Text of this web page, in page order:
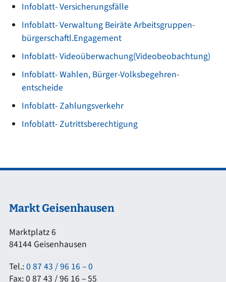
Infoblatt- Versicherungsfälle
Infoblatt- Verwaltung Beiräte Arbeitsgruppen-
bürgerschaftl.Engagement
Infoblatt- Videoüberwachung(Videobeobachtung)
Infoblatt- Wahlen, Bürger-Volksbegehren-
entscheide
Infoblatt- Zahlungsverkehr
Infoblatt- Zutrittsberechtigung
Markt Geisenhausen
Marktplatz 6
84144 Geisenhausen
Tel.:0 87 43 / 96 16 – 0
Fax: 0 87 43 / 96 16 – 55